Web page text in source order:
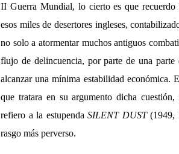
II Guerra Mundial, lo cierto es que recuerdo
esos miles de desertores ingleses,
no solo a atormentar muchos antiguos
flujo de delincuencia, por parte de una
alcanzar una mínima estabilidad económica.
que tratara en su argumento dicha
refiero a la estupendaSILENT DUST(1949,
rasgo más perverso.